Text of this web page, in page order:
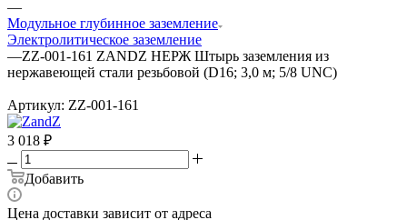
—
Модульное глубинное заземление
Электролитическое заземление
—ZZ-001-161 ZANDZ НЕРЖ Штырь заземления из
нержавеющей стали резьбовой (D16; 3,0 м; 5/8 UNC)
Артикул: ZZ-001-161
3 018 ₽
Добавить
Цена доставки зависит от адреса